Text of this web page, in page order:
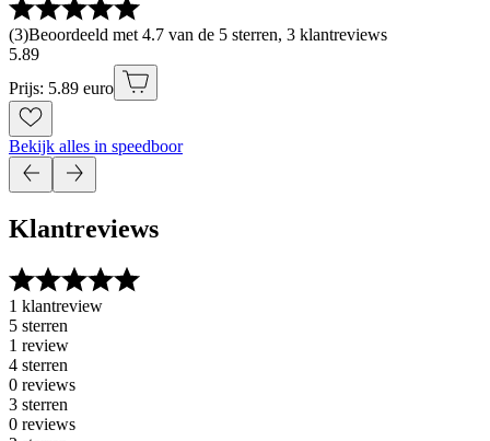
(3)Beoordeeld met 4.7 van de 5 sterren, 3 klantreviews
5.89
Prijs: 5.89 euro
Bekijk alles in speedboor
Klantreviews
1 klantreview
5 sterren
1 review
4 sterren
0 reviews
3 sterren
0 reviews